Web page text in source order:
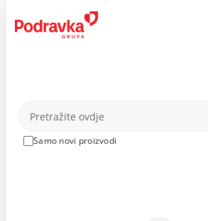
content
Proizvodi
Samo novi proizvodi